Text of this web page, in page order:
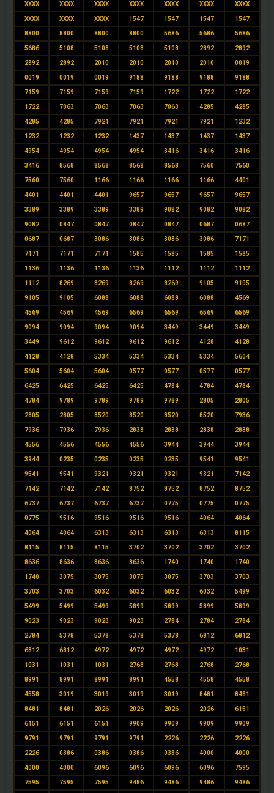
XXXX XXXX XXXX XXXX XXXX XXXX XXXX
XXXX XXXX XXXX 1547 1547 1547 1547
8800 8800 8800 8800 5686 5686 5686
5686 5108 5108 5108 5108 2892 2892
2892 2892 2010 2010 2010 2010 0019
0019 0019 0019 9188 9188 9188 9188
7159 7159 7159 7159 1722 1722 1722
1722 7063 7063 7063 7063 4285 4285
4285 4285 7921 7921 7921 7921 1232
1232 1232 1232 1437 1437 1437 1437
4954 4954 4954 4954 3416 3416 3416
3416 8568 8568 8568 8568 7560 7560
7560 7560 1166 1166 1166 1166 4401
4401 4401 4401 9657 9657 9657 9657
3389 3389 3389 3389 9082 9082 9082
9082 0847 0847 0847 0847 0687 0687
0687 0687 3086 3086 3086 3086 7171
7171 7171 7171 1585 1585 1585 1585
1136 1136 1136 1136 1112 1112 1112
1112 8269 8269 8269 8269 9105 9105
9105 9105 6088 6088 6088 6088 4569
4569 4569 4569 6569 6569 6569 6569
9094 9094 9094 9094 3449 3449 3449
3449 9612 9612 9612 9612 4128 4128
4128 4128 5334 5334 5334 5334 5604
5604 5604 5604 0577 0577 0577 0577
6425 6425 6425 6425 4784 4784 4784
4784 9789 9789 9789 9789 2805 2805
2805 2805 8520 8520 8520 8520 7936
7936 7936 7936 2838 2838 2838 2838
4556 4556 4556 4556 3944 3944 3944
3944 0235 0235 0235 0235 9541 9541
9541 9541 9321 9321 9321 9321 7142
7142 7142 7142 8752 8752 8752 8752
6737 6737 6737 6737 0775 0775 0775
0775 9516 9516 9516 9516 4064 4064
4064 4064 6313 6313 6313 6313 8115
8115 8115 8115 3702 3702 3702 3702
8636 8636 8636 8636 1740 1740 1740
1740 3075 3075 3075 3075 3703 3703
3703 3703 6032 6032 6032 6032 5499
5499 5499 5499 5899 5899 5899 5899
9023 9023 9023 9023 2784 2784 2784
2784 5378 5378 5378 5378 6812 6812
6812 6812 4972 4972 4972 4972 1031
1031 1031 1031 2768 2768 2768 2768
8991 8991 8991 8991 4558 4558 4558
4558 3019 3019 3019 3019 8481 8481
8481 8481 2026 2026 2026 2026 6151
6151 6151 6151 9909 9909 9909 9909
9791 9791 9791 9791 2226 2226 2226
2226 0386 0386 0386 0386 4000 4000
4000 4000 6096 6096 6096 6096 7595
7595 7595 7595 9486 9486 9486 9486